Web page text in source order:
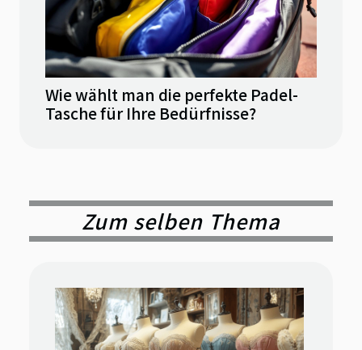
Wie wählt man die perfekte Padel-
Tasche für Ihre Bedürfnisse?
Zum selben Thema